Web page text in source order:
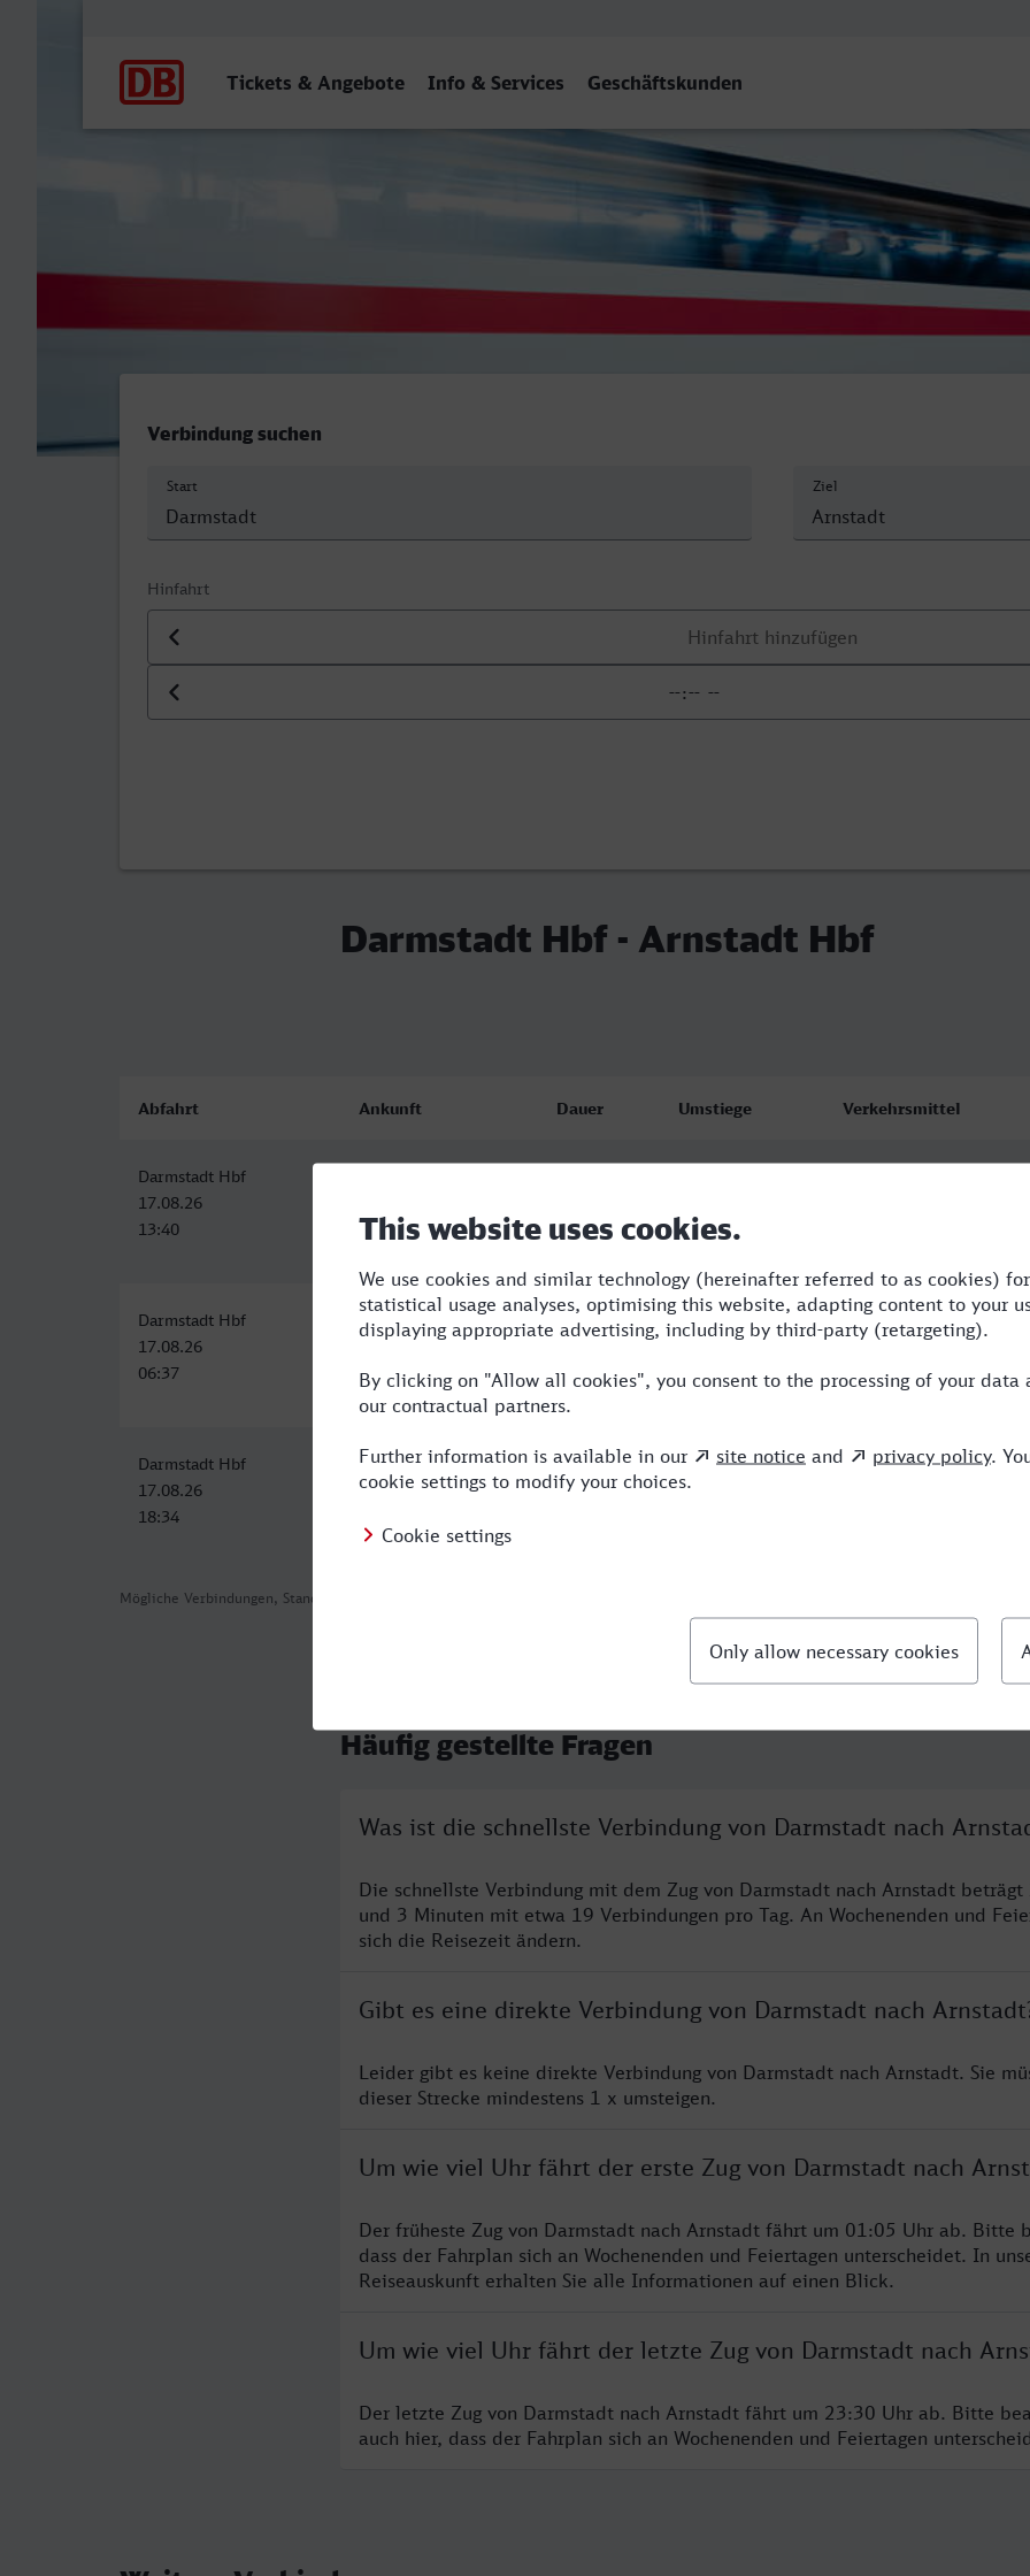
Tickets & Angebote Info & Services Geschäftskunden
Darmstadt Hbf - Arnstadt Hbf
Verbindung suchen
Start Ziel
Hinfahrt
Datum der Hinfahrt
Uhrzeit der Hinfahrt
Darmstadt Hbf - Arnstadt Hbf
Mögliche Verbindungen, Stand: 2026-08-03 18:05
Abfahrt Ankunft Dauer Umstiege Verkehrsmittel
Darmstadt Hbf
17.08.26
13:40
16:43
Darmstadt Hbf
17.08.26
06:37
Arnstadt Hbf
17.08.26
09:50
3:13 STB,ICE
Darmstadt Hbf
17.08.26
18:34
Arnstadt Hbf
17.08.26
3:34 2 ICE,EB
Häufig gestellte Fragen
Was ist die schnellste Verbindung von Darmstadt nach
Die schnellste Verbindung mit dem Zug von Darmstadt nach Arnstadt beträgt
und 3 Minuten mit etwa 19 Verbindungen pro Tag. An Wochenenden und
sich die Reisezeit ändern.
Gibt es eine direkte Verbindung von Darmstadt nach
Leider gibt es keine direkte Verbindung von Darmstadt nach Arnstadt. Sie
dieser Strecke mindestens 1 x umsteigen.
Um wie viel Uhr fährt der erste Zug von Darmstadt nach
Der früheste Zug von Darmstadt nach Arnstadt fährt um 01:05 Uhr ab. Bitte
dass der Fahrplan sich an Wochenenden und Feiertagen unterscheidet. In
Reiseauskunft erhalten Sie alle Informationen auf einen Blick.
Um wie viel Uhr fährt der letzte Zug von Darmstadt nach
Der letzte Zug von Darmstadt nach Arnstadt fährt um 23:30 Uhr ab. Bitte
auch hier, dass der Fahrplan sich an Wochenenden und Feiertagen